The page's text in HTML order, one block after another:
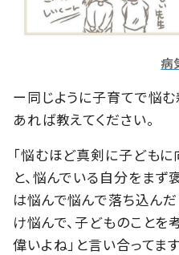
病
ー同じように子育てで悩
あれば教えてください。
「悩むほど真剣に子どもに
と、悩んでいる自分をまず
は悩んで悩んで落ち込んだ
け悩んで、子どものことを
偉いよね」と言い合ってます